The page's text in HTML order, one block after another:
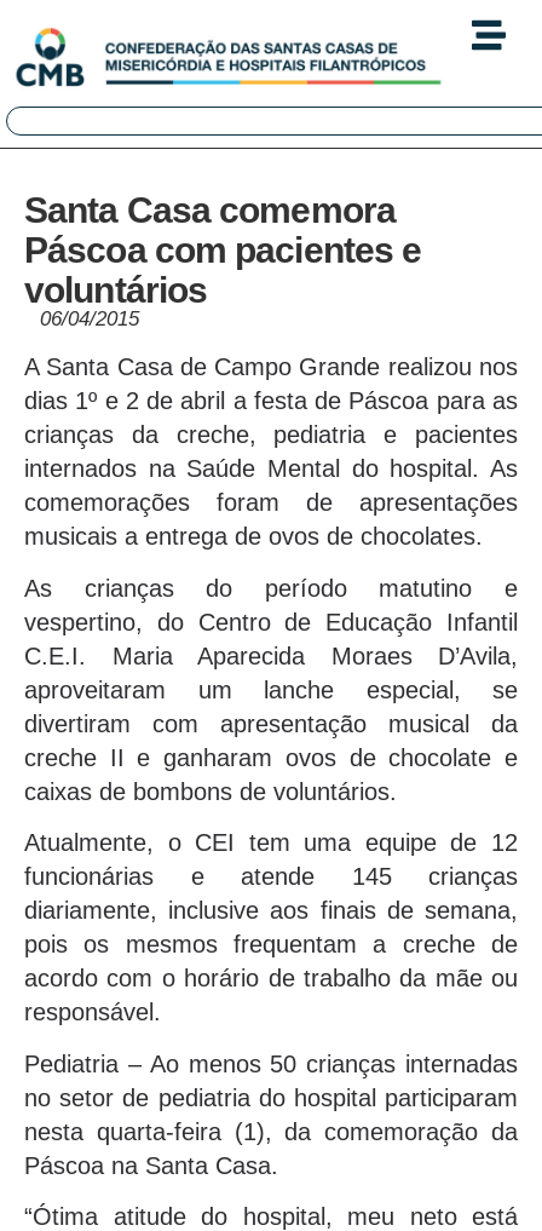
Santa Casa comemora
Páscoa com pacientes e
voluntários
06/04/2015
A Santa Casa de Campo Grande realizou nos
dias 1º e 2 de abril a festa de Páscoa para as
crianças da creche, pediatria e pacientes
internados na Saúde Mental do hospital. As
comemorações foram de apresentações
musicais a entrega de ovos de chocolates.
As crianças do período matutino e
vespertino, do Centro de Educação Infantil
C.E.I. Maria Aparecida Moraes D’Avila,
aproveitaram um lanche especial, se
divertiram com apresentação musical da
creche II e ganharam ovos de chocolate e
caixas de bombons de voluntários.
Atualmente, o CEI tem uma equipe de 12
funcionárias e atende 145 crianças
diariamente, inclusive aos finais de semana,
pois os mesmos frequentam a creche de
acordo com o horário de trabalho da mãe ou
responsável.
Pediatria – Ao menos 50 crianças internadas
no setor de pediatria do hospital participaram
nesta quarta-feira (1), da comemoração da
Páscoa na Santa Casa.
“Ótima atitude do hospital, meu neto está